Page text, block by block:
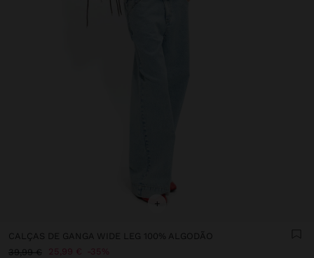
+
CALÇAS DE GANGA WIDE LEG 100% ALGODÃO
39,99 €
25,99 € 35%